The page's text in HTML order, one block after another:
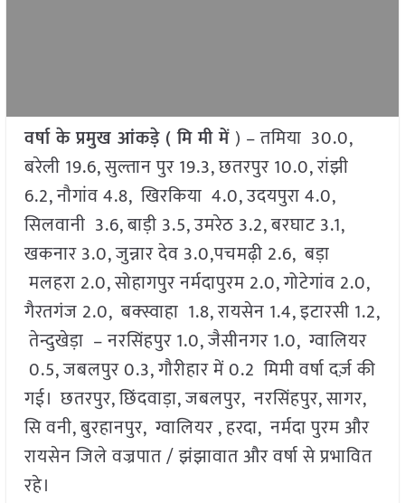
वर्षा के प्रमुख आंकड़े ( मि मी में ) – तमिया 30.0,
बरेली 19.6, सुल्तान पुर 19.3, छतरपुर 10.0, रांझी
6.2, नौगांव 4.8, खिरकिया 4.0, उदयपुरा 4.0,
सिलवानी 3.6, बाड़ी 3.5, उमरेठ 3.2, बरघाट 3.1,
खकनार 3.0, जुन्नार देव 3.0,पचमढ़ी 2.6, बड़ा
मलहरा 2.0, सोहागपुर नर्मदापुरम 2.0, गोटेगांव 2.0,
गैरतगंज 2.0, बक्स्वाहा 1.8, रायसेन 1.4, इटारसी 1.2,
तेन्दुखेड़ा – नरसिंहपुर 1.0, जैसीनगर 1.0, ग्वालियर
0.5, जबलपुर 0.3, गौरीहार में 0.2 मिमी वर्षा दर्ज़ की
गई। छतरपुर, छिंदवाड़ा, जबलपुर, नरसिंहपुर, सागर,
सि वनी, बुरहानपुर, ग्वालियर , हरदा, नर्मदा पुरम और
रायसेन जिले वज्रपात / झंझावात और वर्षा से प्रभावित
रहे।